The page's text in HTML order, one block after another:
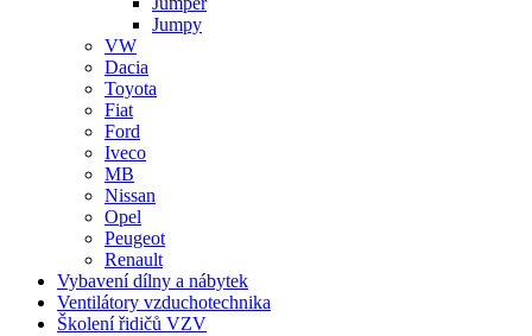
Jumpy
VW
Dacia
Toyota
Fiat
Ford
Iveco
MB
Nissan
Opel
Peugeot
Renault
Vybavení dílny a nábytek
Ventilátory vzduchotechnika
Školení řidičů VZV